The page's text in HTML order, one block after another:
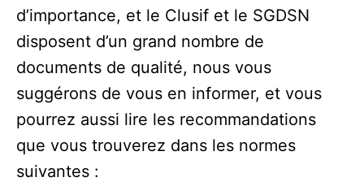
d’importance, et le Clusif et le SGDSN
disposent d’un grand nombre de
documents de qualité, nous vous
suggérons de vous en informer, et vous
pourrez aussi lire les recommandations
que vous trouverez dans les normes
suivantes :